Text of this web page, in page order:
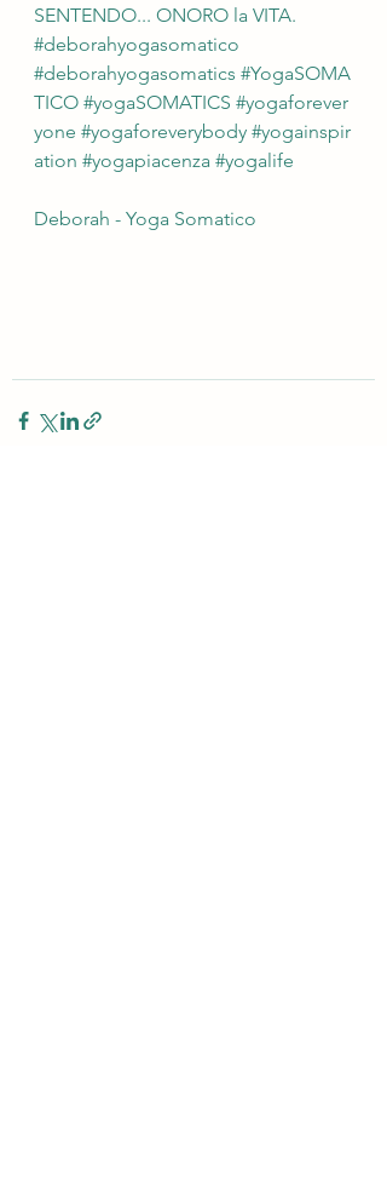
SENTENDO... ONORO la VITA.
#deborahyogasomatico
#deborahyogasomatics #YogaSOMA
TICO #yogaSOMATICS #yogaforever
yone #yogaforeverybody #yogainspir
ation #yogapiacenza #yogalife
Deborah - Yoga Somatico